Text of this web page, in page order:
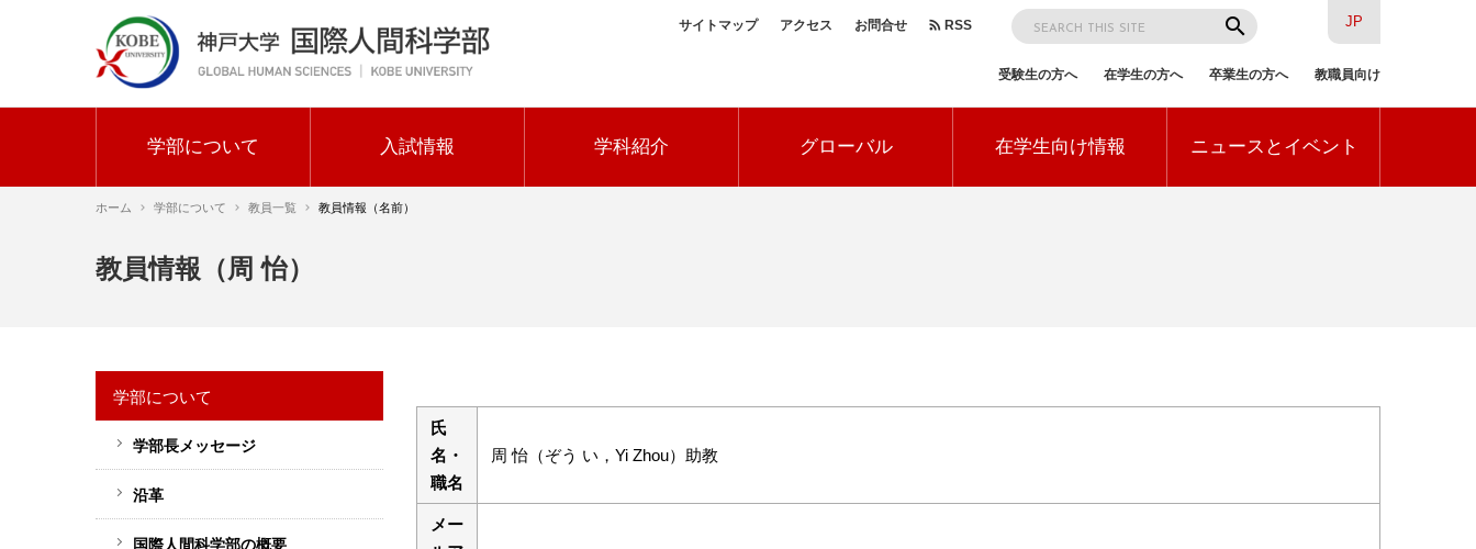
メ
イ
ン
ナ
ー
シ
ョ
ン
学部について 入試情報 学科紹介 グローバル 在学生向け情報 ニュースとイベント
訪
受験生の方へ 在学生の方へ 卒業生の方へ 教職員向け
ー
サイトマップ アクセス お問合せ RSS
検
索
search JP
パ
ホーム 学部について 教員一覧 教員情報（名前）
教員情報（周 怡）
氏
名・
職名
周 怡（ぞう い，Yi Zhou）助教
メー
サ
イ
ド
学部について
学部長メッセージ
沿革
国際人間科学部の概要